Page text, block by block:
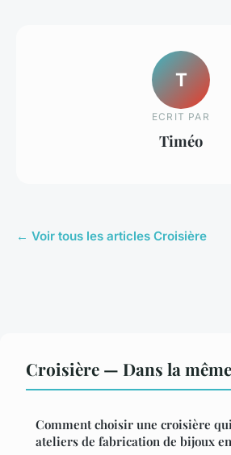
T
ECRIT PAR
Timéo
← Voir tous les articles Croisière
Croisière — Dans la
Comment choisir une croisière
ateliers de fabrication de bijoux